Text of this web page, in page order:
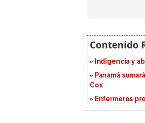
Indigencia y
Panamá
Cox
Enfermeros